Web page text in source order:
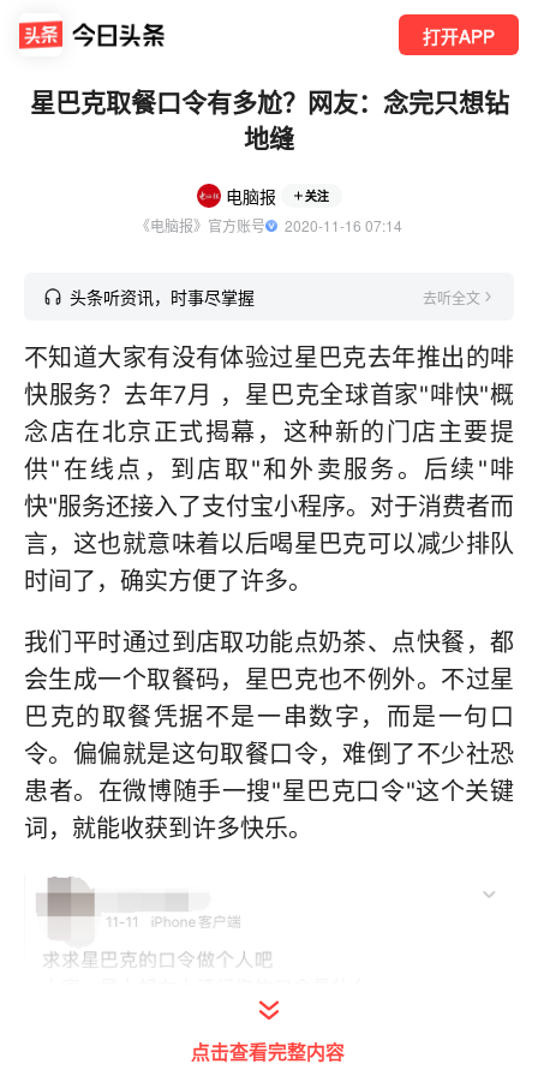
打开APP
星巴克取餐口令有多尬？网友：念完只想钻
地缝
电脑报 关注
《电脑报》官方账号
  2020-11-16 07:14
头条听资讯，时事尽掌握 去听全文
不知道大家有没有体验过星巴克去年推出的啡
快服务？去年7月 ，星巴克全球首家"啡快"概
念店在北京正式揭幕，这种新的门店主要提
供"在线点，到店取"和外卖服务。后续"啡
快"服务还接入了支付宝小程序。对于消费者而
言，这也就意味着以后喝星巴克可以减少排队
时间了，确实方便了许多。
我们平时通过到店取功能点奶茶、点快餐，都
会生成一个取餐码，星巴克也不例外。不过星
巴克的取餐凭据不是一串数字，而是一句口
令。偏偏就是这句取餐口令，难倒了不少社恐
患者。在微博随手一搜"星巴克口令"这个关键
词，就能收获到许多快乐。
点击查看完整内容